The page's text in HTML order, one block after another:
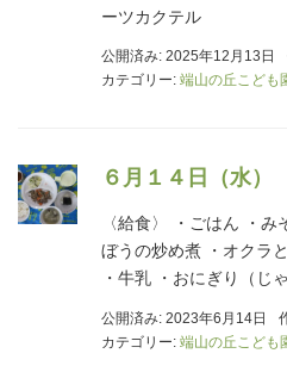
ーツカクテル
公開済み: 2025年12月13日
カテゴリー: 端山の丘こども
６月１４日（水
〈給食〉 ・ごはん ・
ぼうの炒め煮 ・オクラ
・牛乳 ・おにぎり（じ
公開済み: 2023年6月14日
カテゴリー: 端山の丘こども